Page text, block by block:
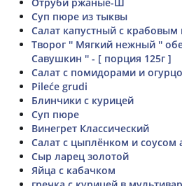
Суп пюре из тыквы
Салат капустный с
Творог '' Мягкий нежный ''
Савушкин '' - [ порция 125г ]
Салат с помидорами и
Pileće grudi
Блинчики с курицей
Суп пюре
Винегрет Классический
Салат с цыплёнком и соусом
Сыр ларец золотой
Яйца с кабачком